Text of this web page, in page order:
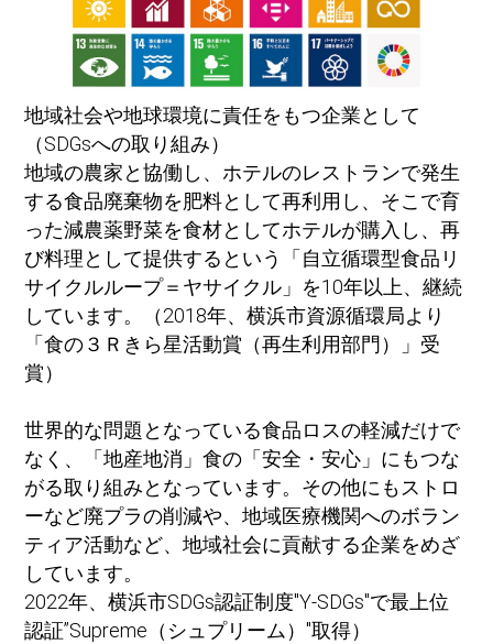
地域社会や地球環境に責任をもつ企業として
（SDGsへの取り組み）
地域の農家と協働し、ホテルのレストランで発生
する食品廃棄物を肥料として再利用し、そこで育
った減農薬野菜を食材としてホテルが購入し、再
び料理として提供するという「自立循環型食品リ
サイクルループ＝ヤサイクル」を10年以上、継続
しています。（2018年、横浜市資源循環局より
「食の３Ｒきら星活動賞（再生利用部門）」受
賞）
世界的な問題となっている食品ロスの軽減だけで
なく、「地産地消」食の「安全・安心」にもつな
がる取り組みとなっています。その他にもストロ
ーなど廃プラの削減や、地域医療機関へのボラン
ティア活動など、地域社会に貢献する企業をめざ
しています。
2022年、横浜市SDGs認証制度"Y-SDGs"で最上位
認証”Supreme（シュプリーム）"取得）